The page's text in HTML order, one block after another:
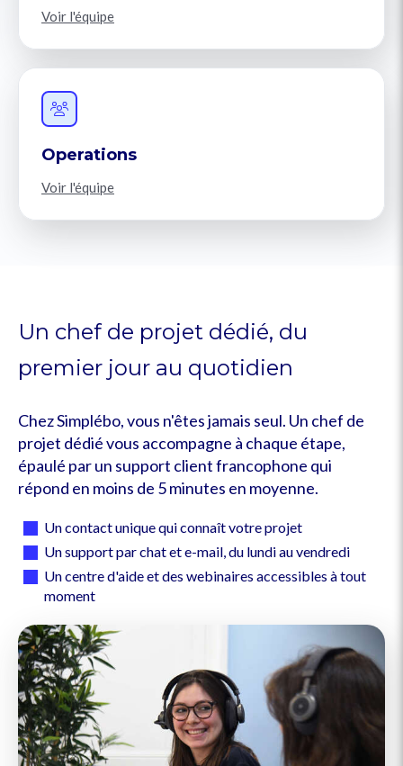
Voir l'équipe
Operations
Voir l'équipe
Un chef de projet dédié, du
premier jour au quotidien
Chez Simplébo, vous n'êtes jamais seul. Un chef de
projet dédié vous accompagne à chaque étape,
épaulé par un support client francophone qui
répond en moins de 5 minutes en moyenne.
Un contact unique qui connaît votre projet
Un support par chat et e-mail, du lundi au vendredi
Un centre d'aide et des webinaires accessibles à tout
moment